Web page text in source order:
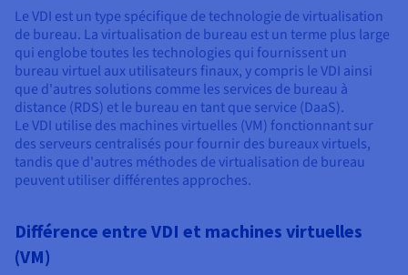
Le VDI est un type spécifique de technologie de virtualisation
de bureau. La virtualisation de bureau est un terme plus large
qui englobe toutes les technologies qui fournissent un
bureau virtuel aux utilisateurs finaux, y compris le VDI ainsi
que d'autres solutions comme les services de bureau à
distance (RDS) et le bureau en tant que service (DaaS).
Le VDI utilise des machines virtuelles (VM) fonctionnant sur
des serveurs centralisés pour fournir des bureaux virtuels,
tandis que d'autres méthodes de virtualisation de bureau
peuvent utiliser différentes approches.
Différence entre VDI et machines virtuelles
(VM)